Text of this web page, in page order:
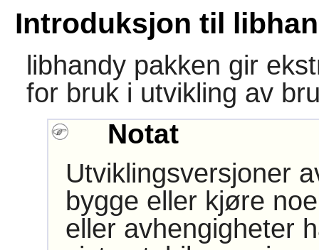
Introduksjon til
libhandypakken gir
for bruk i utvikling av
Notat
Utviklingsversjoner
bygge eller kjøre
eller avhengigheter